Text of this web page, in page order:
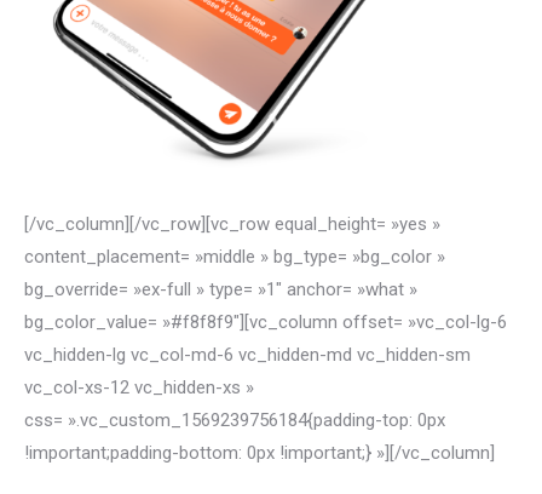
[/vc_column][/vc_row][vc_row equal_height= »yes »
content_placement= »middle » bg_type= »bg_color »
bg_override= »ex-full » type= »1″ anchor= »what »
bg_color_value= »#f8f8f9″][vc_column offset= »vc_col-lg-6
vc_hidden-lg vc_col-md-6 vc_hidden-md vc_hidden-sm
vc_col-xs-12 vc_hidden-xs »
css= ».vc_custom_1569239756184{padding-top: 0px
!important;padding-bottom: 0px !important;} »] [/vc_column]